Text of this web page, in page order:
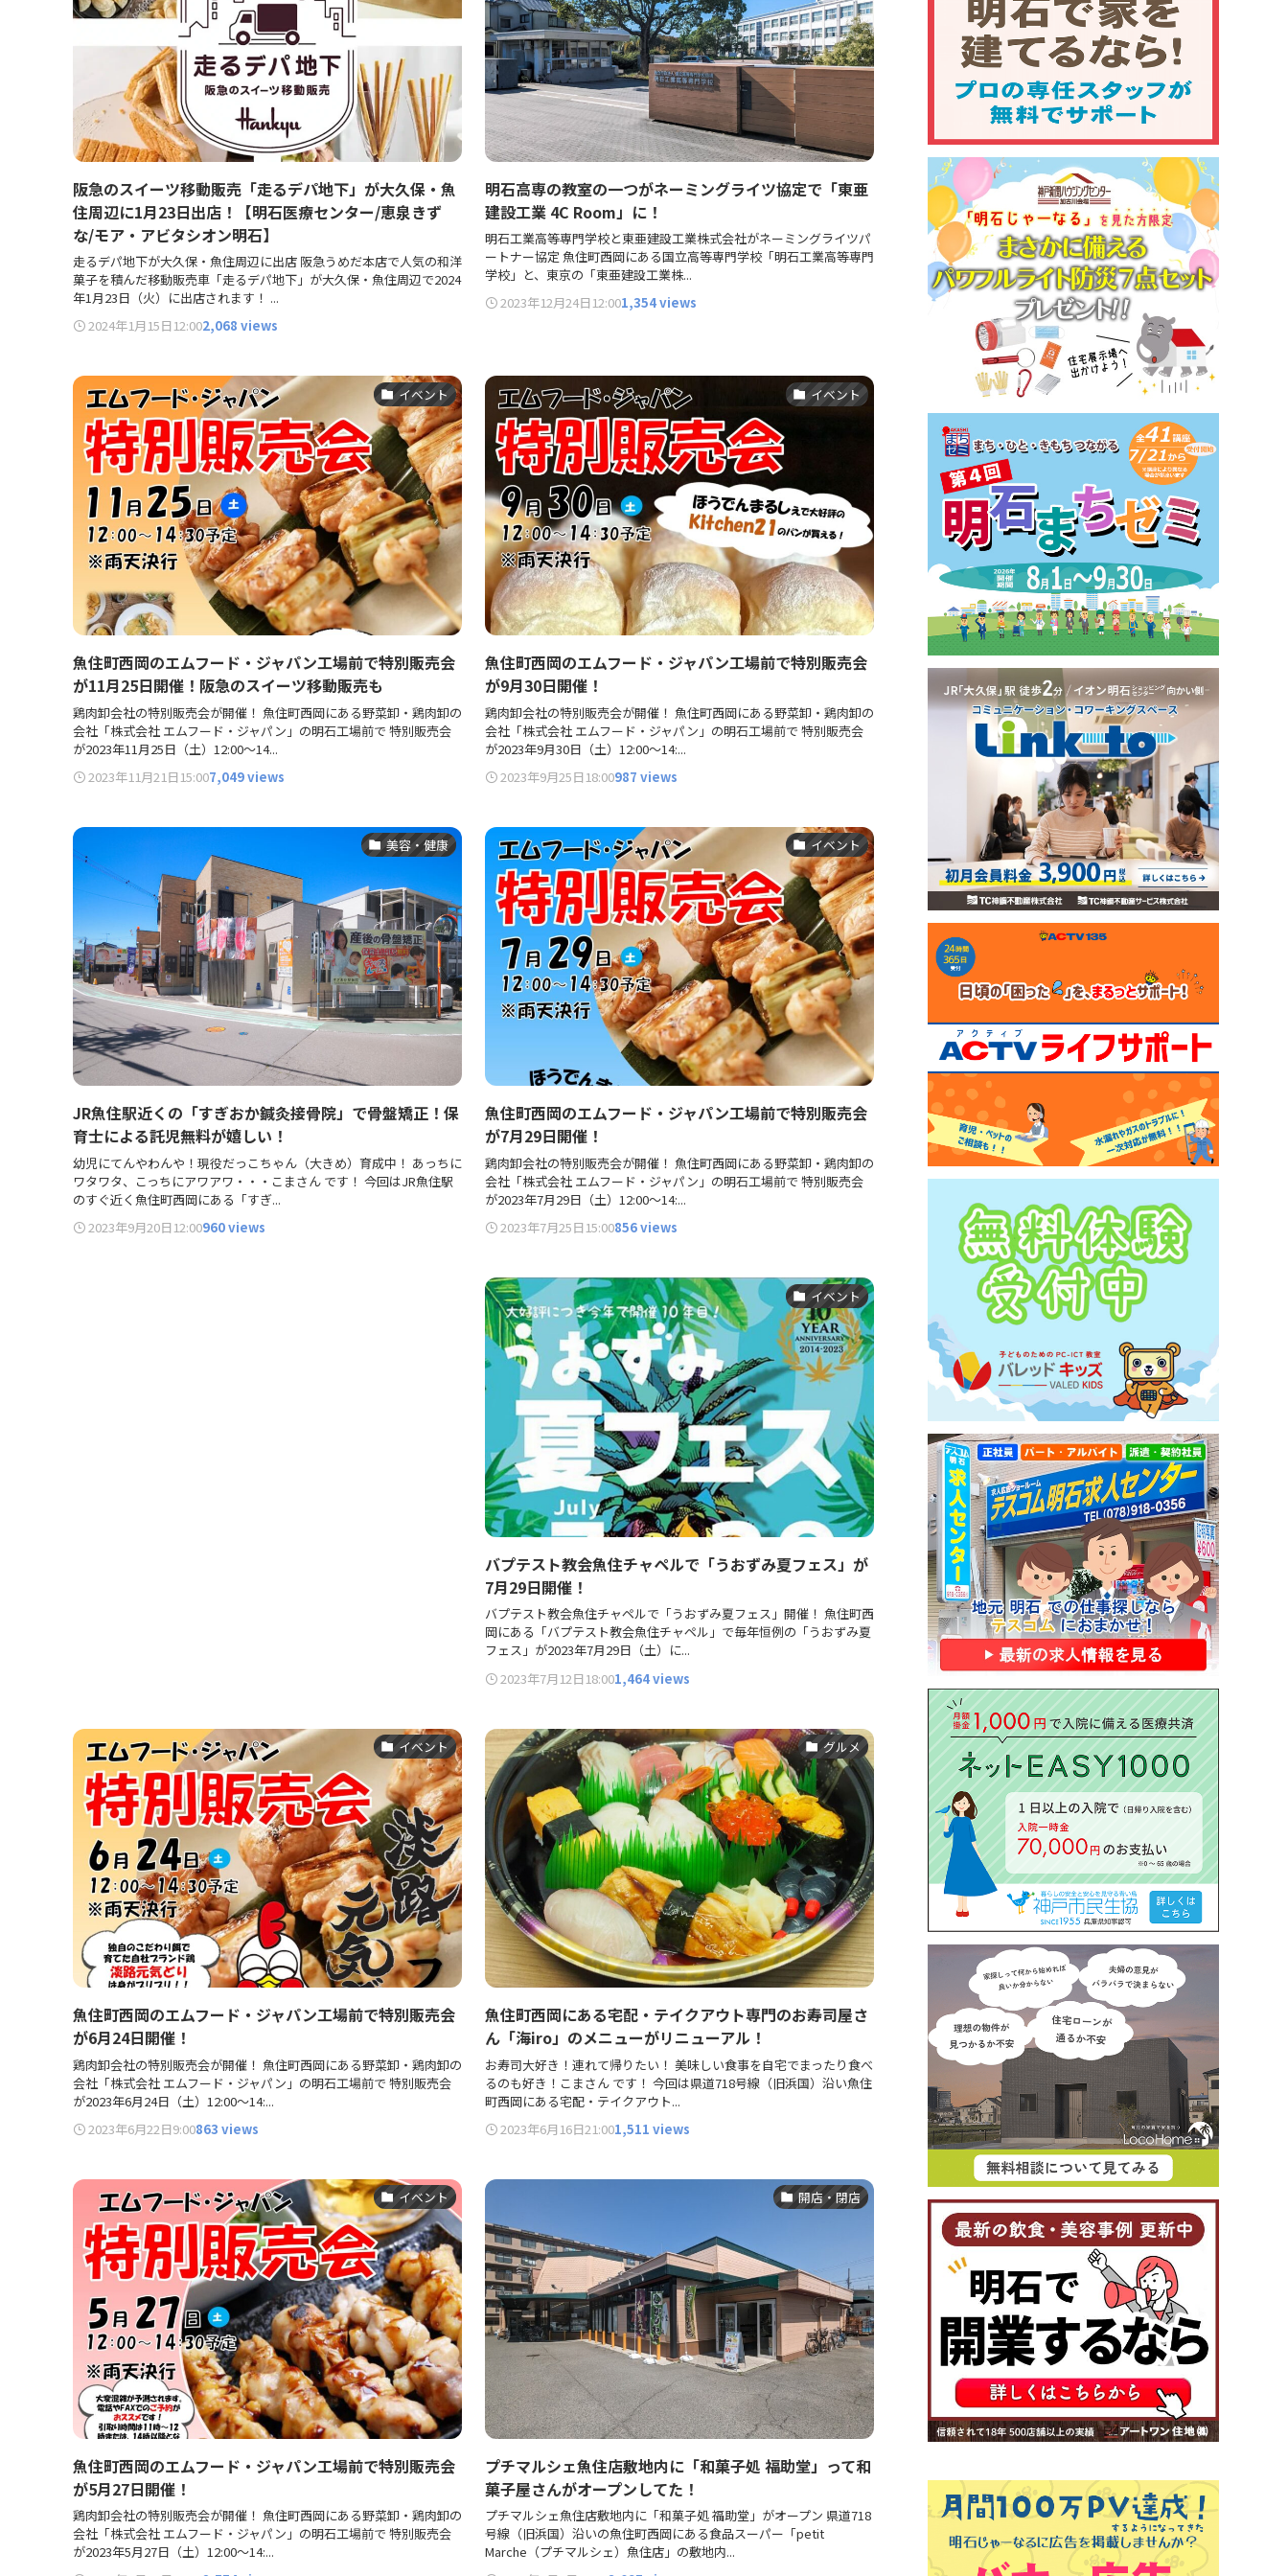
阪急のスイーツ移動販売「走るデパ地下」が大久保・魚
住周辺に1月23日出店！【明石医療センター/恵泉きず
な/モア・アビタシオン明石】
走るデパ地下が大久保・魚住周辺に出店 阪急うめだ本店で人気の和洋
菓子を積んだ移動販売車「走るデパ地下」が大久保・魚住周辺で2024
年1月23日（火）に出店されます！ ...
2024年1月15日12:002,068 views
明石高専の教室の一つがネーミングライツ協定で「東亜
建設工業 4C Room」に！
明石工業高等専門学校と東亜建設工業株式会社がネーミングライツパ
ートナー協定 魚住町西岡にある国立高等専門学校「明石工業高等専門
学校」と、東京の「東亜建設工業株...
2023年12月24日12:001,354 views
イベント
魚住町西岡のエムフード・ジャパン工場前で特別販売会
が11月25日開催！阪急のスイーツ移動販売も
鶏肉卸会社の特別販売会が開催！ 魚住町西岡にある野菜卸・鶏肉卸の
会社「株式会社 エムフード・ジャパン」の明石工場前で 特別販売会
が2023年11月25日（土）12:00～14...
2023年11月21日15:007,049 views
イベント
魚住町西岡のエムフード・ジャパン工場前で特別販売会
が9月30日開催！
鶏肉卸会社の特別販売会が開催！ 魚住町西岡にある野菜卸・鶏肉卸の
会社「株式会社 エムフード・ジャパン」の明石工場前で 特別販売会
が2023年9月30日（土）12:00～14:...
2023年9月25日18:00987 views
美容・健康
JR魚住駅近くの「すぎおか鍼灸接骨院」で骨盤矯正！保
育士による託児無料が嬉しい！
幼児にてんやわんや！現役だっこちゃん（大きめ）育成中！ あっちに
ワタワタ、こっちにアワアワ・・・こまさん です！ 今回はJR魚住駅
のすぐ近く魚住町西岡にある「すぎ...
2023年9月20日12:00960 views
イベント
魚住町西岡のエムフード・ジャパン工場前で特別販売会
が7月29日開催！
鶏肉卸会社の特別販売会が開催！ 魚住町西岡にある野菜卸・鶏肉卸の
会社「株式会社 エムフード・ジャパン」の明石工場前で 特別販売会
が2023年7月29日（土）12:00～14:...
2023年7月25日15:00856 views
イベント
バプテスト教会魚住チャペルで「うおずみ夏フェス」が
7月29日開催！
バプテスト教会魚住チャペルで「うおずみ夏フェス」開催！ 魚住町西
岡にある「バプテスト教会魚住チャペル」で毎年恒例の「うおずみ夏
フェス」が2023年7月29日（土）に...
2023年7月12日 18:001,464 views
イベント
魚住町西岡のエムフード・ジャパン工場前で特別販売会
が6月24日開催！
鶏肉卸会社の特別販売会が開催！ 魚住町西岡にある野菜卸・鶏肉卸の
会社「株式会社 エムフード・ジャパン」の明石工場前で 特別販売会
が2023年6月24日（土）12:00～14:...
2023年6月22日9:00863 views
グルメ
魚住町西岡にある宅配・テイクアウト専門のお寿司屋さ
ん「海iro」のメニューがリニューアル！
お寿司大好き！連れて帰りたい！ 美味しい食事を自宅でまったり食べ
るのも好き！こまさん です！ 今回は県道718号線（旧浜国）沿い魚住
町西岡にある宅配・テイクアウト...
2023年6月16日21:001,511 views
イベント
魚住町西岡のエムフード・ジャパン工場前で特別販売会
が5月27日開催！
鶏肉卸会社の特別販売会が開催！ 魚住町西岡にある野菜卸・鶏肉卸の
会社「株式会社 エムフード・ジャパン」の明石工場前で 特別販売会
が2023年5月27日（土）12:00～14:...
開店・閉店
プチマルシェ魚住店敷地内に「和菓子処 福助堂」って和
菓子屋さんがオープンしてた！
プチマルシェ魚住店敷地内に「和菓子処 福助堂」がオープン 県道718
号線（旧浜国）沿いの魚住町西岡にある食品スーパー「petit
Marche（プチマルシェ）魚住店」の敷地内...